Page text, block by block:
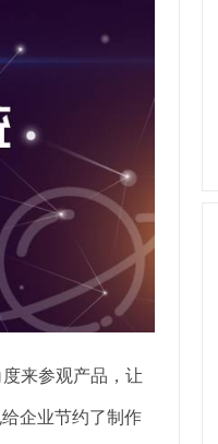
来参观产品，让
企业节约了制作